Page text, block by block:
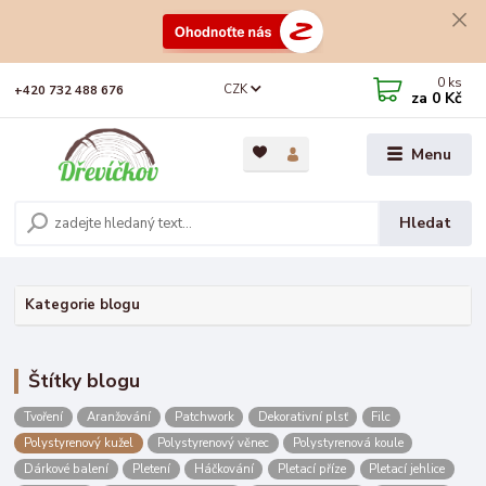
Menu
CZK
Hledat
+420 732 488 676 0 ks
za 0 Kč
Kategorie blogu
Štítky blogu
Tvoření Aranžování Patchwork Dekorativní plsť
Filc
Polystyrenový kužel
Polystyrenový věnec
Polystyrenová koule
Dárkové balení
Pletení Háčkování Pletací příze
Pletací jehlice